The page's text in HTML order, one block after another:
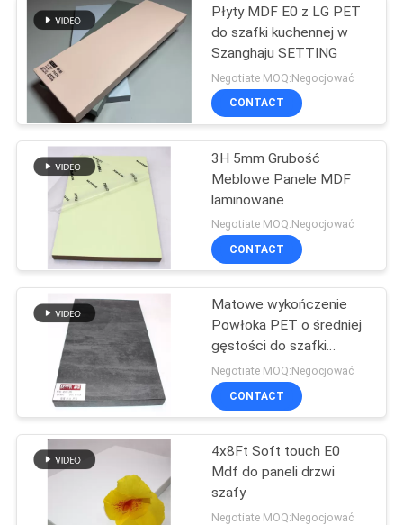
Płyta MDF UV
31
Płyty MDF z drewna
ziarnistego
Płyta MDF
Płyty MDF E0 z LG PET
do szafki kuchennej w
Szanghaju SETTING
Negotiate MOQ:Negocjować
CONTACT
3H 5mm Grubość
Meblowe Panele MDF
laminowane
Negotiate MOQ:Negocjować
CONTACT
Matowe wykończenie
Powłoka PET o średniej
gęstości do szafki
kuchennej
Negotiate MOQ:Negocjować
CONTACT
4x8Ft Soft touch E0
Mdf do paneli drzwi
szafy
Negotiate MOQ:Negocjować